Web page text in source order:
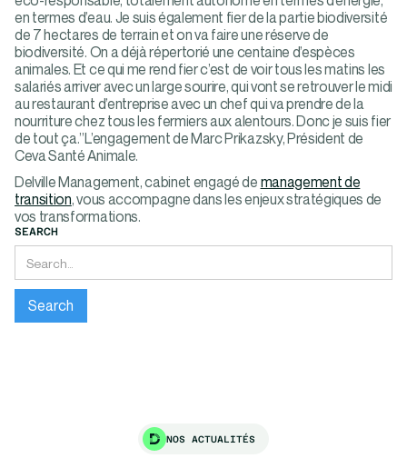
en termes d’eau. Je suis également fier de la partie biodiversité
de 7 hectares de terrain et on va faire une réserve de
biodiversité. On a déjà répertorié une centaine d’espèces
animales. Et ce qui me rend fier c’est de voir tous les matins les
salariés arriver avec un large sourire, qui vont se retrouver le midi
au restaurant d’entreprise avec un chef qui va prendre de la
nourriture chez tous les fermiers aux alentours. Donc je suis fier
de tout ça.”L’engagement de Marc Prikazsky, Président de
Ceva Santé Animale.
Delville Management, cabinet engagé de management de
transition, vous accompagne dans les enjeux stratégiques de
vos transformations.
SEARCH
NOS ACTUALITÉS